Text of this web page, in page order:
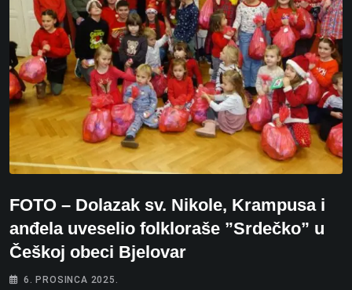
FOTO – Dolazak sv. Nikole, Krampusa i
anđela uveselio folkloraše ”Srdečko” u
Češkoj obeci Bjelovar
6. PROSINCA 2025.